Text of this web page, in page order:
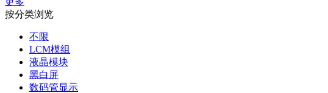
按分类浏览
不限
LCM模组
液晶模块
黑白屏
数码管显示